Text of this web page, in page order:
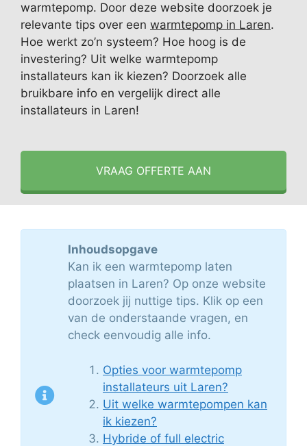
warmtepomp. Door deze website doorzoek je
relevante tips over een warmtepomp in Laren.
Hoe werkt zo’n systeem? Hoe hoog is de
investering? Uit welke warmtepomp
installateurs kan ik kiezen? Doorzoek alle
bruikbare info en vergelijk direct alle
installateurs in Laren!
VRAAG OFFERTE AAN
Inhoudsopgave
Kan ik een warmtepomp laten
plaatsen in Laren? Op onze website
doorzoek jij nuttige tips. Klik op een
van de onderstaande vragen, en
check eenvoudig alle info.
Opties voor warmtepomp
installateurs uit Laren?
Uit welke warmtepompen kan
ik kiezen?
Hybride of full electric